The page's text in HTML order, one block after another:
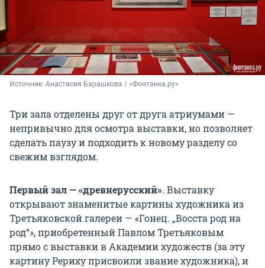
Источник: Анастасия Барашкова / «Фонтанка.ру»
Три зала отделены друг от друга атриумами —
непривычно для осмотра выставки, но позволяет
сделать паузу и подходить к новому разделу со
свежим взглядом.
Первый зал — «древнерусский». Выставку
открывают знаменитые картины художника из
Третьяковской галереи — «Гонец. „Восста род на
род“», приобретенный Павлом Третьяковым
прямо с выставки в Академии художеств (за эту
картину Рериху присвоили звание художника), и